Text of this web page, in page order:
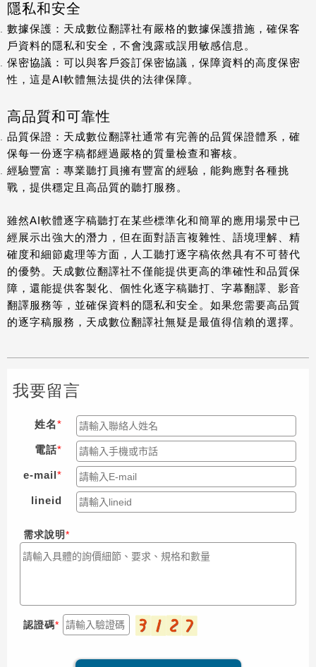
隱私和安全
數據保護 ：天成數位翻譯社有嚴格的數據保護措施，確保客
戶資料的隱私和安全，不會洩露或誤用敏感信息。
保密協議 ：可以與客戶簽訂保密協議，保障資料的高度保密
性，這是AI軟體無法提供的法律保障。
高品質和可靠性
品質保證 ：天成數位翻譯社通常有完善的品質保證體系，確
保每一份逐字稿都經過嚴格的質量檢查和審核。
經驗豐富 ：專業聽打員擁有豐富的經驗，能夠應對各種挑
戰，提供穩定且高品質的聽打服務。
雖然AI軟體逐字稿聽打在某些標準化和簡單的應用場景中已
經展示出強大的潛力，但在面對語言複雜性、語境理解、精
確度和細節處理等方面，人工聽打逐字稿依然具有不可替代
的優勢。 天成數位翻譯社不僅能提供更高的準確性和品質保
障，還能提供客製化、個性化逐字稿聽打、字幕翻譯、影音
翻譯服務等，並確保資料的隱私和安全。如果您需要高品質
的逐字稿服務，天成數位翻譯社無疑是最值得信賴的選擇。
我要留言
需求說明
認證碼
姓名
電話
e-mail
lineid